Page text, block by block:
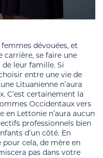
dévouées, et
carrière, se faire une
de leur famille. Si
entre une vie de
Lituanienne n’aura
C’est certainement la
Occidentaux vers
en Lettonie n’aura aucun
professionnels bien
d’un côté. En
cela, de mère en
pas dans votre